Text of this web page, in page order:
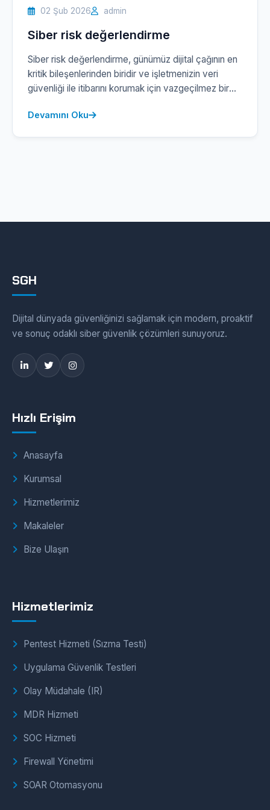
02 Şub 2026 admin
Siber risk değerlendirme
Siber risk değerlendirme, günümüz dijital çağının en
kritik bileşenlerinden biridir ve işletmenizin veri
güvenliği ile itibarını korumak için vazgeçilmez bir
ortamda, riskleri tespit etmek ve minimize etmek
Devamını Oku
SGH
Dijital dünyada güvenliğinizi sağlamak için modern, proaktif
ve sonuç odaklı siber güvenlik çözümleri sunuyoruz.
Hızlı Erişim
Anasayfa
Kurumsal
Hizmetlerimiz
Makaleler
Bize Ulaşın
Hizmetlerimiz
Pentest Hizmeti (Sızma Testi)
Uygulama Güvenlik Testleri
Olay Müdahale (IR)
MDR Hizmeti
SOC Hizmeti
Firewall Yönetimi
SOAR Otomasyonu